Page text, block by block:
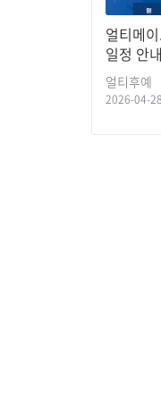
얼티메
일정 안내
얼티후예
2026-04-28